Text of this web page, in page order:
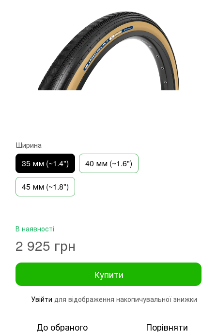
Ширина
35 мм (~1.4") 40 мм (~1.6")
45 мм (~1.8")
В наявності
2 925 грн
Купити
Увійти для відображення накопичувальної знижки
До обраного Порівняти